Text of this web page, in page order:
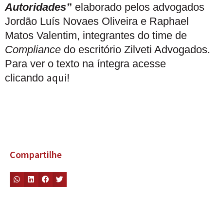
Autoridades’’ elaborado pelos advogados
Jordão Luís Novaes Oliveira e Raphael
Matos Valentim, integrantes do time de
Compliance do escritório Zilveti Advogados.
Para ver o texto na íntegra acesse
clicando aqui!
Compartilhe